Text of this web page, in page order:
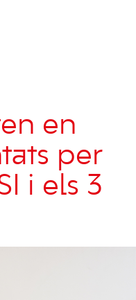
en
per
i els 3